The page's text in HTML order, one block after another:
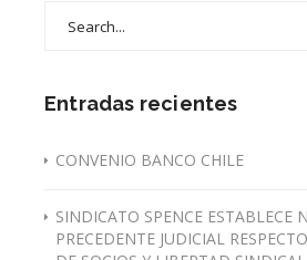
Entradas recientes
CONVENIO BANCO CHILE
SINDICATO SPENCE ESTABLECE
PRECEDENTE JUDICIAL